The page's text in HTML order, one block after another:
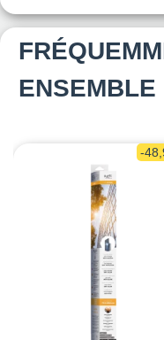
ENSEMBLE
-